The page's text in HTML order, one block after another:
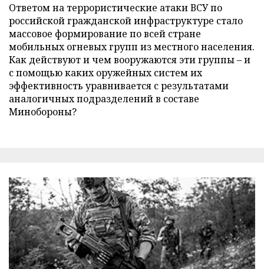
Ответом на террористические атаки ВСУ по
российской гражданской инфраструктуре стало
массовое формирование по всей стране
мобильных огневых групп из местного населения.
Как действуют и чем вооружаются эти группы – и
с помощью каких оружейных систем их
эффективность уравнивается с результатами
аналогичных подразделений в составе
Минобороны?